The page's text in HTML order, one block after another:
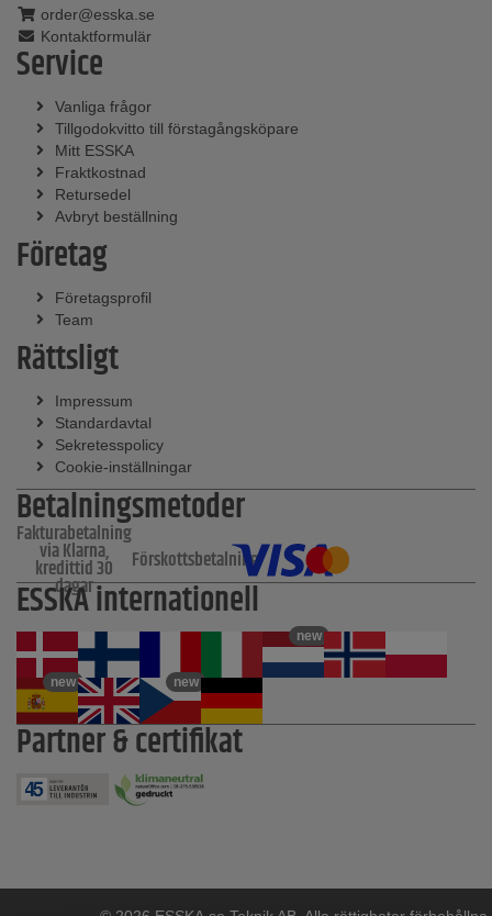
order@esska.se
Kontaktformulär
Service
Vanliga frågor
Tillgodokvitto till förstagångsköpare
Mitt ESSKA
Fraktkostnad
Retursedel
Avbryt beställning
Företag
Företagsprofil
Team
Rättsligt
Impressum
Standardavtal
Sekretesspolicy
Cookie-inställningar
Betalningsmetoder
Fakturabetalning
via Klarna,
kredittid 30
dagar
Förskottsbetalning
ESSKA internationell
new
new new
Partner & certifikat